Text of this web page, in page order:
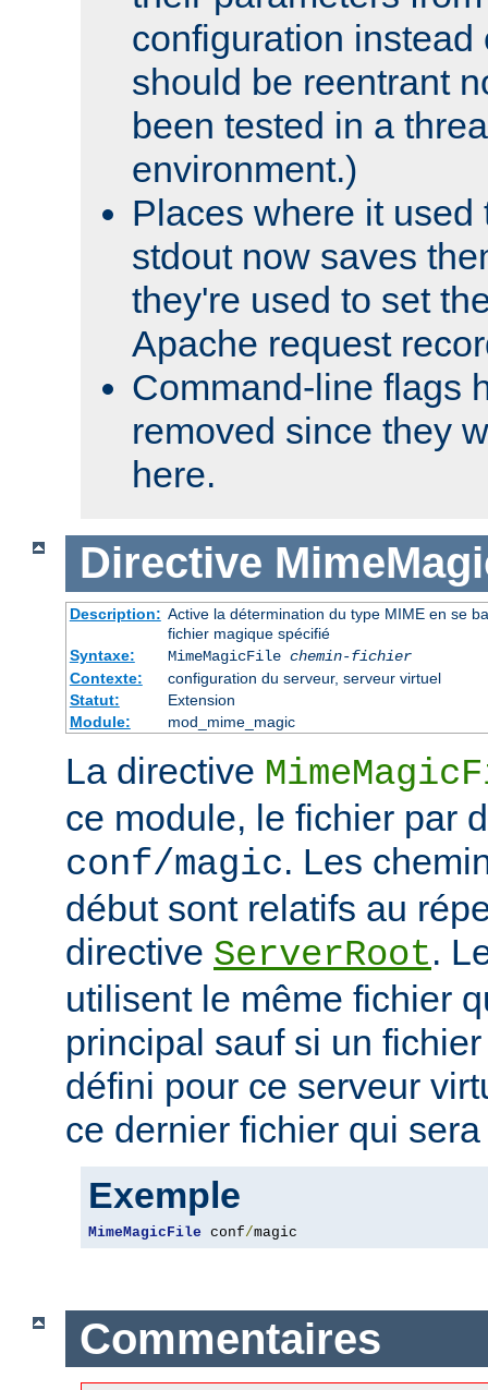
configuration instead
should be reentrant
been tested in a
environment.)
Places where it used
stdout now saves
they're used to set
Apache request
Command-line flags
removed since they
here.
Directive
Description: Active la détermination du type MIME en se
fichier magique spécifié
Syntaxe:
MimeMagicFile chemin-fichier
Contexte:
configuration du serveur, serveur virtuel
Statut:
Extension
Module:
mod_mime_magic
La directive
ce module, le fichier par
conf/magic. Les
début sont relatifs au
directive ServerRoot.
utilisent le même fichier
principal sauf si un
défini pour ce serveur
ce dernier fichier qui
Exemple
MimeMagicFile conf/magic
Commentaires